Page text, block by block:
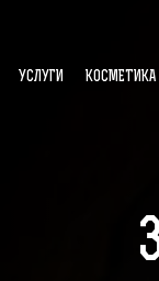
УСЛУГИ КОСМЕТИКА